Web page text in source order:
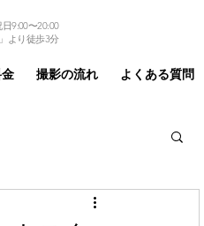
9:00〜20:00
より徒歩3分
撮影の流れ よくある質問